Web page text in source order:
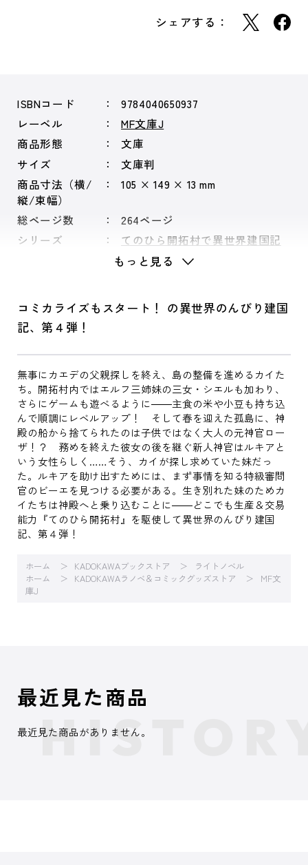
シェアする：
ISBNコード
9784040650937
レーベル
MF文庫J
商品形態
文庫
サイズ
文庫判
商品寸法（横/
縦/束幅）
105 × 149 × 13 mm
総ページ数
264ページ
シリーズ
てのひら開拓村で異世界建国記
もっと見る
コミカライズもスタート！ の異世界のんびり建国
記、第４弾！
無事にカエデの父親探しを終え、島の整備を進めるカイた
ち。開拓村内ではエルフ三姉妹の三女・シエルも加わり、
さらにゲームも遊べるように――主食の米や小豆も持ち込
んで順調にレベルアップ！ そして春を迎えた孤島に、神
殿の船から捨てられたのは子供ではなく大人の元神官ロー
ザ！？ 務めを終えた彼女の後を継ぐ新人神官はルキアと
いう女性らしく……そう、カイが探し求めていた妹だっ
た。ルキアを助け出すためには、まず事情を知る特級審問
官のビーエを見つける必要がある。生き別れた妹のためカ
イたちは神殿へと乗り込むことに――どこでも生産＆交易
能力『てのひら開拓村』を駆使して異世界のんびり建国
記、第４弾！
ホーム KADOKAWAブックストア
ライトノベル
ホーム
KADOKAWAラノベ＆コミックグッズストア
MF文
庫J
最近見た商品
最近見た商品がありません。